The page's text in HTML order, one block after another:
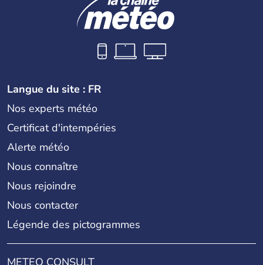
Langue du site : FR
Nos experts météo
Certificat d'intempéries
Alerte météo
Nous connaître
Nous rejoindre
Nous contacter
Légende des pictogrammes
METEO CONSULT